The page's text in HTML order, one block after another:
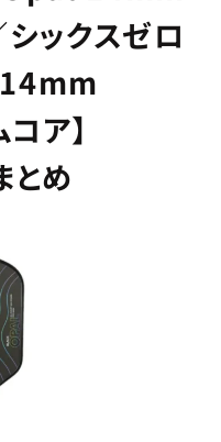
ックスゼロ
14mm
ア】
とめ